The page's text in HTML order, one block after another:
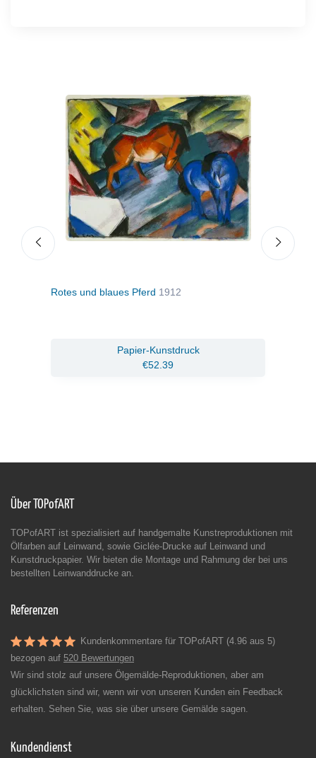
Rotes und blaues Pferd 1912
Papier-Kunstdruck
€52.39
Über TOPofART
TOPofART ist spezialisiert auf handgemalte Kunstreproduktionen mit
Ölfarben auf Leinwand, sowie Giclée-Drucke auf Leinwand und
Kunstdruckpapier. Wir bieten die Montage und Rahmung der bei uns
bestellten Leinwanddrucke an.
Referenzen
Kundenkommentare für TOPofART (4.96 aus 5)
bezogen auf 520 Bewertungen
Wir sind stolz auf unsere Ölgemälde-Reproduktionen, aber am
glücklichsten sind wir, wenn wir von unseren Kunden ein Feedback
erhalten. Sehen Sie, was sie über unsere Gemälde sagen.
Kundendienst